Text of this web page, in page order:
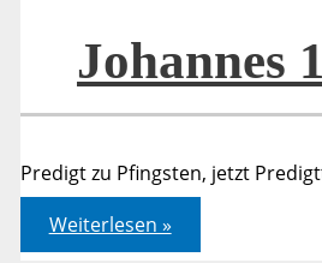
Johannes
Predigt zu Pfingsten, jetzt
Johannes
16,5-
15
Weiterlesen »